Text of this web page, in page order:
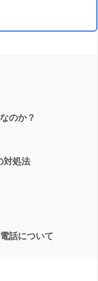
のか？
対処法
話について